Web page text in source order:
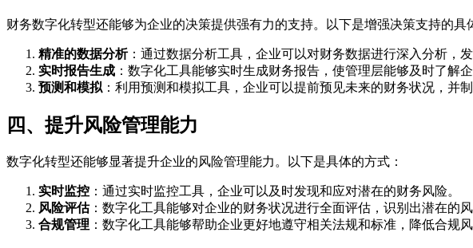
财务数字化转型还能够为企业的决策提供强有力的支持。以下是增强决策支持的具
精准的数据分析：通过数据分析工具，企业可以对财务数据进行深入分析，发
实时报告生成 ：数字化工具能够实时生成财务报告，使管理层能够及时了解企
预测和模拟 ：利用预测和模拟工具，企业可以提前预见未来的财务状况，并制
四、提升风险管理能力
数字化转型还能够显著提升企业的风险管理能力。以下是具体的方式：
实时监控 ：通过实时监控工具，企业可以及时发现和应对潜在的财务风险。
风险评估：数字化工具能够对企业的财务状况进行全面评估，识别出潜在的风
合规管理 ：数字化工具能够帮助企业更好地遵守相关法规和标准，降低合规风